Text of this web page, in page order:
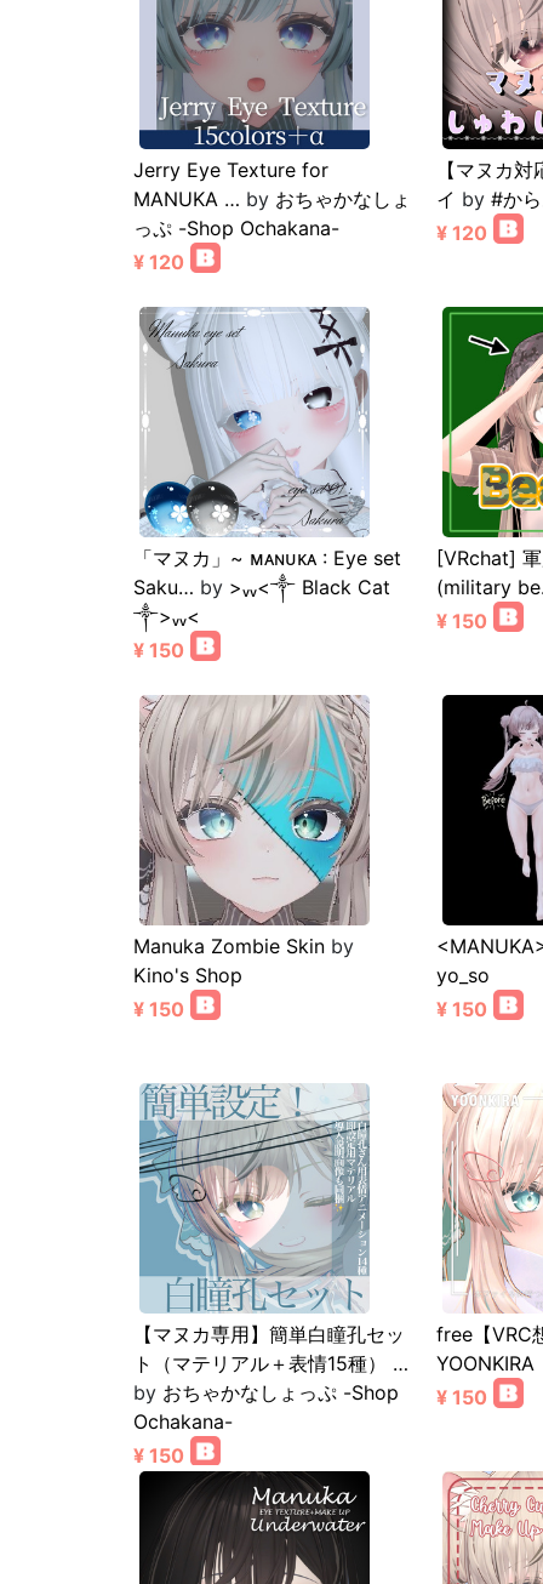
Jerry Eye Texture for
MANUKA … by おちゃかなしょ
っぷ -Shop Ochakana-
¥ 120
【マヌカ
イ by #か
¥ 120
「マヌカ」~ ᴍᴀɴᴜᴋᴀ : Eye set
Saku… by >ᵥᵥ<༒︎ Black Cat
༒︎>ᵥᵥ<
¥ 150
[VRchat]
(military
¥ 150
Manuka Zombie Skin by
Kino's Shop
¥ 150
yo_so
¥ 150
【マヌカ専用】簡単白瞳孔セッ
ト（マテリアル＋表情15種） …
by おちゃかなしょっぷ -Shop
Ochakana-
¥ 150
free【VRC
YOONKIRA
¥ 150